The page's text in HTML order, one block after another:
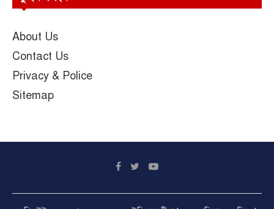
About Us
Contact Us
Privacy & Police
Sitemap